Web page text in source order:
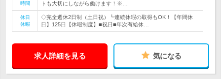
時間
トも大切にしながら働けます！※…
休日
休暇
◇完全週休2日制（土日祝）┗連続休暇の取得もOK！【年間休
日】125日【休暇制度】■祝日■年次有給休…
求人詳細を見る 気になる